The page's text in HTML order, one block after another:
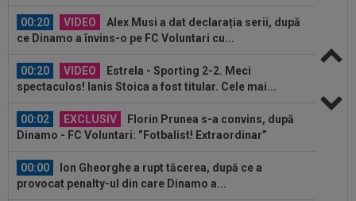
00:20 VIDEO
Alex Musi a dat declarația serii, după
ce Dinamo a învins-o pe FC Voluntari cu...
00:20 VIDEO
Estrela - Sporting 2-2. Meci
spectaculos! Ianis Stoica a fost titular. Cele mai...
00:02 EXCLUSIV
Florin Prunea s-a convins, după
Dinamo - FC Voluntari: ”Fotbalist! Extraordinar”
00:00
Ion Gheorghe a rupt tăcerea, după ce a
provocat penalty-ul din care Dinamo a...